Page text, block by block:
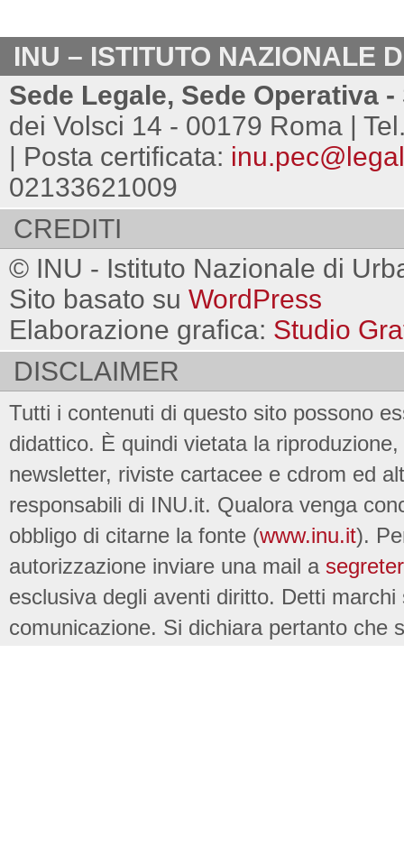
INU – ISTITUTO NAZIONALE
Sede Legale, Sede Operativa
dei Volsci 14 - 00179 Roma |
| Posta certificata:
02133621009
CREDITI
© INU - Istituto Nazionale di
Sito basato su WordPress
Elaborazione grafica: Studio
DISCLAIMER
Tutti i contenuti di questo sito possono
didattico. È quindi vietata la
newsletter, riviste cartacee e cdrom ed
responsabili di INU.it. Qualora venga
obbligo di citarne la fonte (www.inu.it).
autorizzazione inviare una mail a
esclusiva degli aventi diritto. Detti
comunicazione. Si dichiara pertanto che